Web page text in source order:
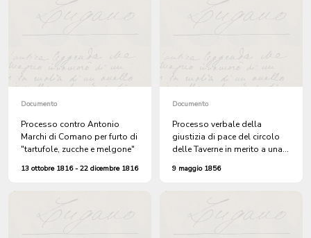
Documento
Processo contro Antonio
Marchi di Comano per furto di
"tartufole, zucche e melgone"
13 ottobre 1816 - 22 dicembre 1816
Documento
Processo verbale della
giustizia di pace del circolo
delle Taverne in merito a una
Moghini di Sigirino per il furto
9 maggio 1856